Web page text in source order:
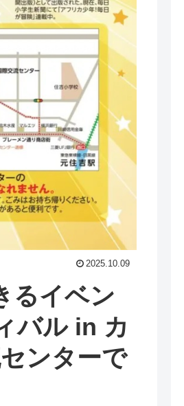
2025.10.09
るイベン
バル in カ
ンターで